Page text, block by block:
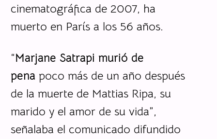
cinematográfica de 2007, ha
muerto en París a los 56 años.
“Marjane Satrapi murió de
pena poco más de un año después
de la muerte de Mattias Ripa, su
marido y el amor de su vida”,
señalaba el comunicado difundido